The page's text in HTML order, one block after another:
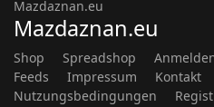
Mazdaznan.eu
Mazdaznan.eu
Shop Spreadshop
Feeds
Impressum Kontakt
Nutzungsbedingungen